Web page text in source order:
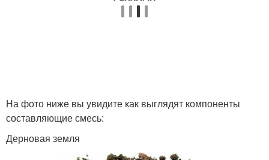
На фото ниже вы увидите как выглядят компоненты
составляющие смесь:
Дерновая земля